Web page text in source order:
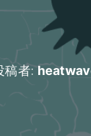
稿者: